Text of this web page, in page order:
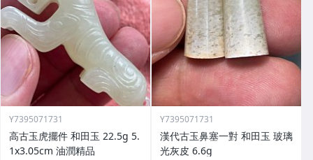
Y7395071731
高古玉虎擺件 和田玉 22.5g 5.
1x3.05cm 油潤精品
Y7395071731
漢代古玉鼻塞一對 和田玉 玻璃
光灰皮 6.6g